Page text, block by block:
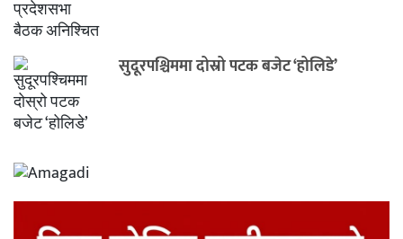
सुदूरपश्चिममा दोस्रो पटक बजेट ‘होलिडे’